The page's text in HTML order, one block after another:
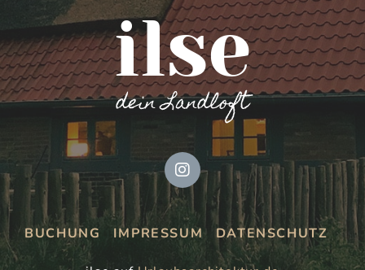
ilse
dein Landloft
BUCHUNG IMPRESSUM DATENSCHUTZ